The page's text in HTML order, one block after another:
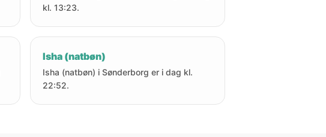
kl. 13:23.
Isha (natbøn)
Isha (natbøn) i Sønderborg er i dag kl.
22:52.